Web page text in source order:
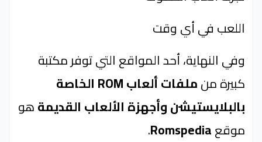
اللعب في أي وقت
وفي النهاية، أحد المواقع التي توفر مكتبة
كبيرة من
ملفات ألعاب ROM الخاصة
بالبلايستيشن وأجهزة الألعاب القديمةهو
موقعRomspedia
.